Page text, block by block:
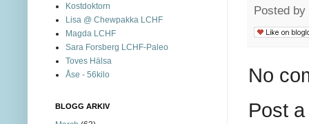
Posted by
No
Post
Kostdoktorn
Lisa @ Chewpakka LCHF
Magda LCHF
Sara Forsberg LCHF-Paleo
Toves Hälsa
Åse - 56kilo
BLOGG ARKIV